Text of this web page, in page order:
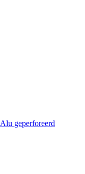
Alu geperforeerd